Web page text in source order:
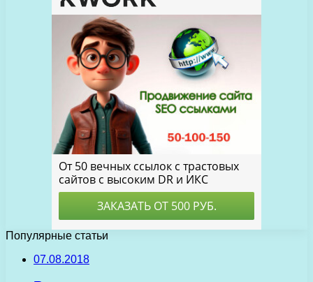
Популярные статьи
07.08.2018